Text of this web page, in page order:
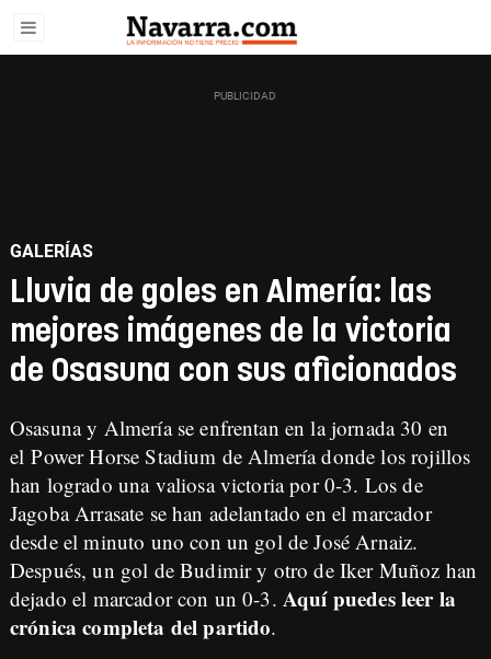
GALERÍAS
Lluvia de goles en Almería: las
mejores imágenes de la victoria
de Osasuna con sus aficionados
Osasuna y Almería se enfrentan en la jornada 30 en
el Power Horse Stadium de Almería donde los rojillos
han logrado una valiosa victoria por 0-3. Los de
Jagoba Arrasate se han adelantado en el marcador
desde el minuto uno con un gol de José Arnaiz.
Después, un gol de Budimir y otro de Iker Muñoz han
dejado el marcador con un 0-3. Aquí puedes leer la
crónica completa del partido.